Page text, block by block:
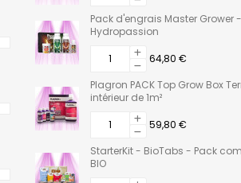
Pack d'engrais Master Grower -
Hydropassion
64,80 €
Plagron PACK Top Grow Box
intérieur de 1m²
59,80 €
StarterKit - BioTabs - Pack
BIO